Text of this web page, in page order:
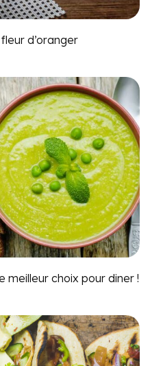
d’oranger
choix pour diner !